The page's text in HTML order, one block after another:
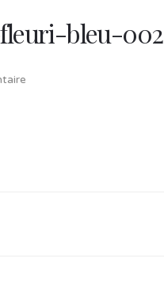
bleu-002